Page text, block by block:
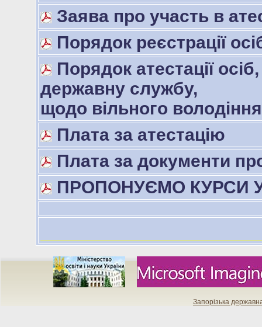
Заява про участь в
Порядок реєстрації
Порядок атестації
державну службу,
щодо вільного
Плата за атестацію
Плата за документи
ПРОПОНУЄМО КУРСИ
Запорізька